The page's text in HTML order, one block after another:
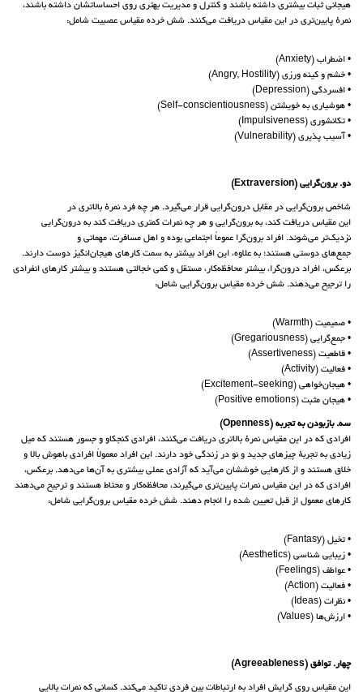
هیجانی ثبات بیشتری داشته باشند و کنترل و مدیریت بهتری روی احساساتشان داشته باشند،
نمرهٔ پایین‌تری در این مقیاس دریافت می‌کنند. شش خرده مقیاس عصبیت شامل:
• اضطراب (Anxiety)
• خشم و کینه ورزی (Angry, Hostility)
• افسردگی (Depression)
• هوشیاری به خویشتن (Self-conscientiousness)
• تکانشوری (Impulsiveness)
• آسیب پذیری (Vulnerability)
دو. برون‌گرایی (Extraversion)
شاخص برون‌گرایی در مقابل درون‌گرایی قرار می‌گیرد. هر چه فرد نمرهٔ بالاتری در
این مقیاس دریافت کند، به برون‌گرایی و هر چه نمرات کمتری دریافت کند به درون‌گرایی
نزدیک‌تر می‌شوند. افراد برون‌گرا عموماً اجتماعی بوده و اهل مسافرت، مهمانی و
جمع‌های دوستی هستند؛ به علاوه، این افراد بیشتر به سمت کارهای هیجان‌انگیز دوست دارند.
برعکس، افراد درون‌گرا، بیشتر محافظه‌کار، مستقل و کمی خجالتی هستند و بیشتر کارهای انفرادی
را ترجیح می‌دهند. شش خرده مقیاس برون‌گرایی شامل:
• صمیمیت (Warmth)
• جمع‌گرایی (Gregariousness)
• قاطعیت (Assertiveness)
• فعالیت (Activity)
• هیجان‌خواهی (Excitement-seeking)
• هیجان مثبت (Positive emotions)
سه. بازبودن به تجربه (Openness)
افرادی که در این مقیاس نمرهٔ بالاتری دریافت می‌کنند، افرادی کنجکاو و جسور هستند که میل
زیادی به تجربهٔ چیزهای جدید و نو در زندگی خود دارند. این افراد معمولاً افرادی باهوش بالا و
خلاق هستند و از کارهایی خوششان می‌آید که آزادی عملی بیشتری به آن‌ها می‌دهد. برعکس،
افرادی که در این مقیاس نمرات پایین‌تری می‌گیرند، محافظه‌کار و محتاط هستند و ترجیح می‌دهند
کارهای معمول از قبل تعیین شده را انجام دهند. شش خرده مقیاس برون‌گرایی شامل:
• تخیل (Fantasy)
• زیبایی شناسی (Aesthetics)
• عواطف (Feelings)
• فعالیت (Action)
• نظرات (Ideas)
• ارزش‌ها (Values)
چهار. توافق (Agreeableness)
این مقیاس روی گرایش افراد به ارتباطات بین فردی تاکید می‌کند. کسانی که نمرات بالایی